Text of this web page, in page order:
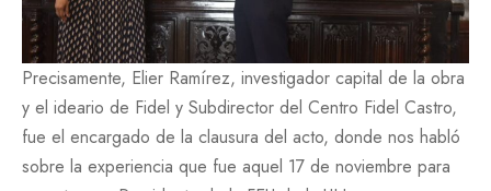
Precisamente, Elier Ramírez, investigador capital de la obra
y el ideario de Fidel y Subdirector del Centro Fidel Castro,
fue el encargado de la clausura del acto, donde nos habló
sobre la experiencia que fue aquel 17 de noviembre para